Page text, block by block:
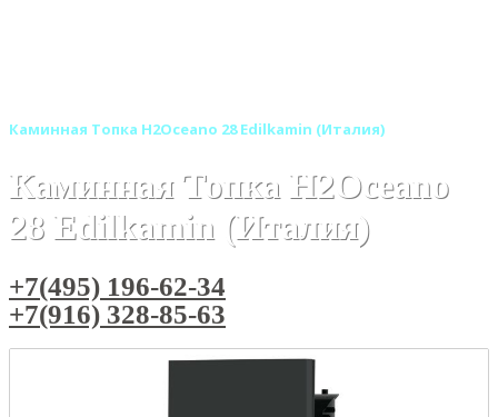
Каминная Топка H2Oceano 28 Edilkamin (Италия)
Каминная Топка H2Oceano
28 Edilkamin (Италия)
+7(495) 196-62-34
+7(916) 328-85-63